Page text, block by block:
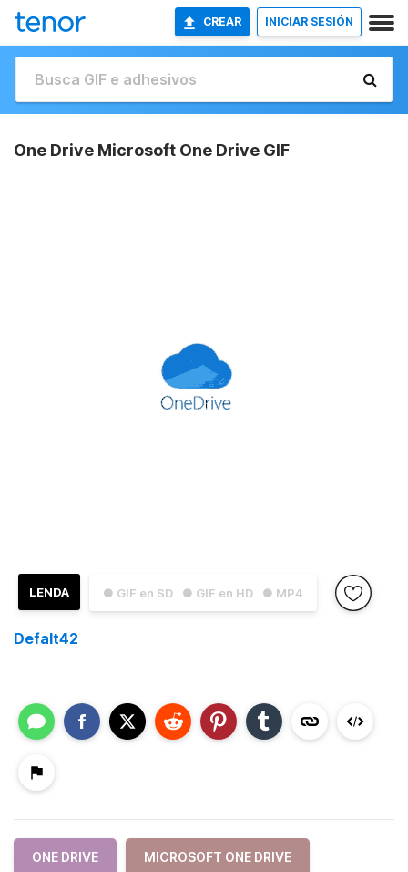
CREAR INICIAR SESIÓN
One Drive Microsoft One Drive GIF
● GIF en SD ● GIF en HD ● MP4
LENDA
Defalt42
ONE DRIVE MICROSOFT ONE DRIVE